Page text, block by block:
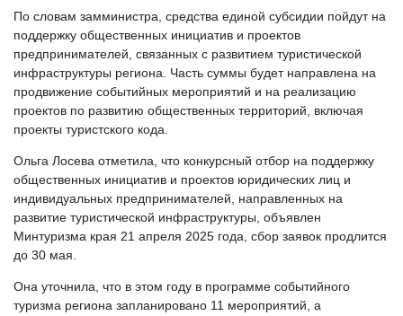
По словам замминистра, средства единой субсидии пойдут на
поддержку общественных инициатив и проектов
предпринимателей, связанных с развитием туристической
инфраструктуры региона. Часть суммы будет направлена на
продвижение событийных мероприятий и на реализацию
проектов по развитию общественных территорий, включая
проекты туристского кода.
Ольга Лосева отметила, что конкурсный отбор на поддержку
общественных инициатив и проектов юридических лиц и
индивидуальных предпринимателей, направленных на
развитие туристической инфраструктуры, объявлен
Минтуризма края 21 апреля 2025 года, сбор заявок продлится
до 30 мая.
Она уточнила, что в этом году в программе событийного
туризма региона запланировано 11 мероприятий, а